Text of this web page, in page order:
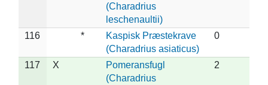
(Charadrius
leschenaultii)
116 *
Kaspisk Præstekrave
(Charadrius asiaticus)
0
117 X
Pomeransfugl
(Charadrius
2